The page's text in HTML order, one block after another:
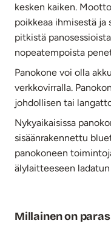
kesken kaiken.
poikkeaa ihmisestä ja
pitkistä
nopeatempoista
Panokone voi olla
verkkovirralla.
johdollisen tai
Nykyaikaisissa
sisäänrakennettu
panokoneen
älylaitteeseen
Millainen on